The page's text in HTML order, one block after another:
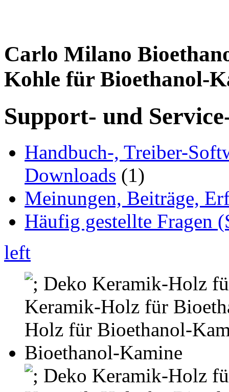
Carlo Milano
Kohle für Bioethanol-
Support- und
Handbuch-, Treiber-
Downloads (1)
Meinungen, Beiträge,
Häufig gestellte Fragen
left